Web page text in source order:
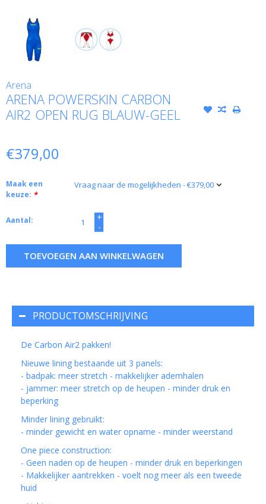
Arena
ARENA POWERSKIN CARBON
AIR2 OPEN RUG BLAUW-GEEL
€379,00
Maak een
keuze: *
Aantal:
+
-
TOEVOEGEN AAN WINKELWAGEN
PRODUCTOMSCHRIJVING
De Carbon Air2 pakken!
Nieuwe lining bestaande uit 3 panels:
- badpak: meer stretch - makkelijker ademhalen
- jammer: meer stretch op de heupen - minder druk en
beperking
Minder lining gebruikt:
- minder gewicht en water opname - minder weerstand
One piece construction:
- Geen naden op de heupen - minder druk en beperkingen
- Makkelijker aantrekken - voelt nog meer als een tweede
huid